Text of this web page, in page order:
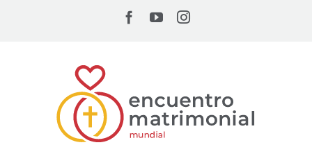
Facebook
YouTubeInstagram